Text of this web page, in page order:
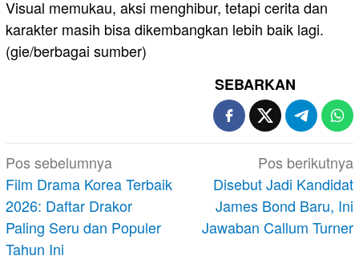
Visual memukau, aksi menghibur, tetapi cerita dan
karakter masih bisa dikembangkan lebih baik lagi.
(gie/berbagai sumber)
SEBARKAN
Navigasi
pos
Pos sebelumnya
Film Drama Korea Terbaik
2026: Daftar Drakor
Paling Seru dan Populer
Tahun Ini
Pos berikutnya
Disebut Jadi Kandidat
James Bond Baru, Ini
Jawaban Callum Turner